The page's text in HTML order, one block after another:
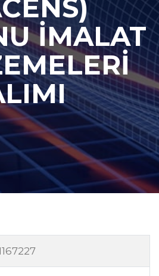
İMALAT